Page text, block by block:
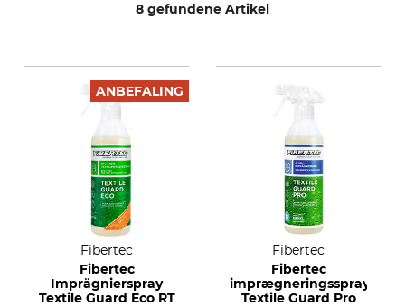
8 gefundene Artikel
ANBEFALING
Fibertec
Fibertec
Imprägnierspray
Textile Guard Eco RT
Fibertec
Fibertec
imprægneringsspray
Textile Guard Pro